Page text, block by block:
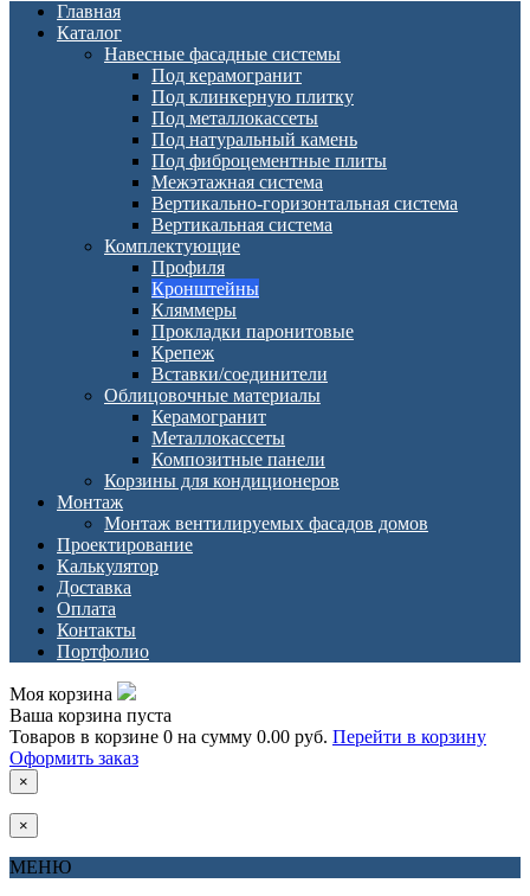
Главная
Каталог
Навесные фасадные системы
Под керамогранит
Под клинкерную плитку
Под металлокассеты
Под натуральный камень
Под фиброцементные плиты
Межэтажная система
Вертикально-горизонтальная система
Вертикальная система
Комплектующие
Профиля
Кронштейны
Кляммеры
Прокладки паронитовые
Крепеж
Вставки/соединители
Облицовочные материалы
Керамогранит
Металлокассеты
Композитные панели
Корзины для кондиционеров
Монтаж
Монтаж вентилируемых фасадов домов
Проектирование
Калькулятор
Доставка
Оплата
Контакты
Портфолио
Моя корзина
Ваша корзина пуста
Товаров в корзине 0 на сумму 0.00 руб. Перейти в корзину
Оформить заказ
×
×
МЕНЮ